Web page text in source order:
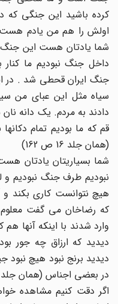
کرده باشید این جنگی که
اولش را هم من یادم هست
شما یادتان هست این جنگ
داخل جنگ نبودیم ما کنار
جنگ ایران قحطی شد . در
سیاه مثل این عبای من
دادند به مردم. یک دانه نان
قم که ما بودیم تمام
(همان جلد 16 ص 162)
شما بسیاریتان یادتان
نبودیم طرف جنگ نبودیم و
هیچ نتوانست کاری بکند
که رضاخان می گفت معلوم
وارد شدند با اینکه آنها هم
دیدید که ارزاق چه جور
دیدید برنج نبود هیچ نبود
در بعضی اجناس (همان جلد 17 ص 172)
اگر دقت کنیم مشاهده